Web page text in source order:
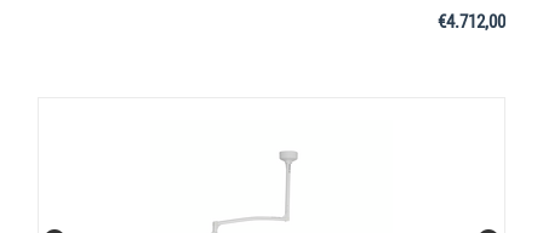
€4.712,00